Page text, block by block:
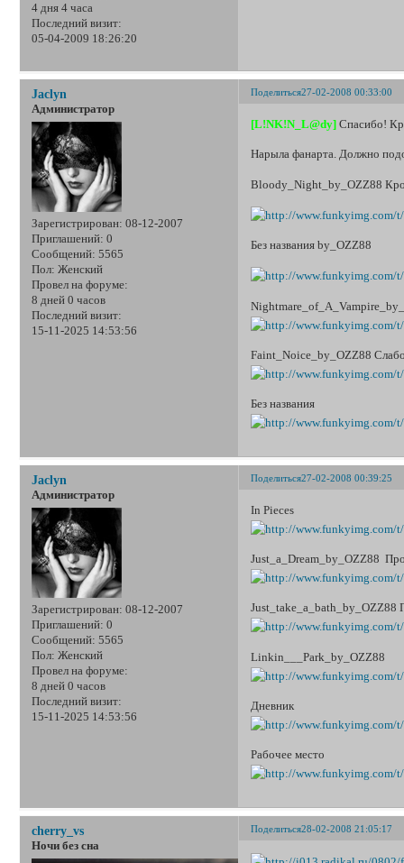
4 дня 4 часа
Последний визит:
05-04-2009 18:26:20
Поделиться27-02-2008 00:33:00
Jaclyn
Администратор
Зарегистрирован: 08-12-2007
Приглашений: 0
Сообщений: 5565
Пол: Женский
Провел на форуме:
8 дней 0 часов
Последний визит:
15-11-2025 14:53:56
[L!NK!N_L@dy] Спасибо!
Нарыла фанарта. Должно
Bloody_Night_by_OZZ88
Без названия by_OZZ88
Faint_Noice_by_OZZ88
Без названия
Поделиться27-02-2008 00:39:25
Jaclyn
Администратор
Зарегистрирован: 08-12-2007
Приглашений: 0
Сообщений: 5565
Пол: Женский
Провел на форуме:
8 дней 0 часов
Последний визит:
15-11-2025 14:53:56
In Pieces
Just_a_Dream_by_OZZ88
Just_take_a_bath_by_OZZ88
Linkin___Park_by_OZZ88
Дневник
Рабочее место
Поделиться28-02-2008 21:05:17
cherry_vs
Ночи без сна